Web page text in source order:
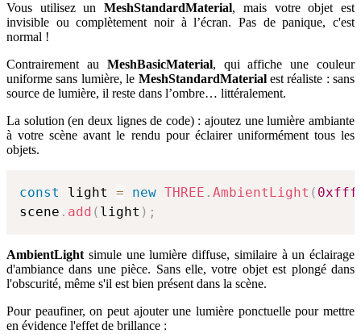
Vous utilisez unMeshStandardMaterial, mais votre objet est
invisible ou complètement noir à l’écran. Pas de panique, c'est
normal !
Contrairement au MeshBasicMaterial, qui affiche une couleur
uniforme sans lumière, le MeshStandardMaterial est réaliste : sans
source de lumière, il reste dans l’ombre… littéralement.
La solution (en deux lignes de code) : ajoutez une lumière ambiante
à votre scène avant le rendu pour éclairer uniformément tous les
objets.
const light = new THREE . AmbientLight (
scene . add ( light ) ;
AmbientLight simule une lumière diffuse, similaire à un éclairage
d'ambiance dans une pièce. Sans elle, votre objet est plongé dans
l'obscurité, même s'il est bien présent dans la scène.
Pour peaufiner, on peut ajouter une lumière ponctuelle pour mettre
en évidence l'effet de brillance :